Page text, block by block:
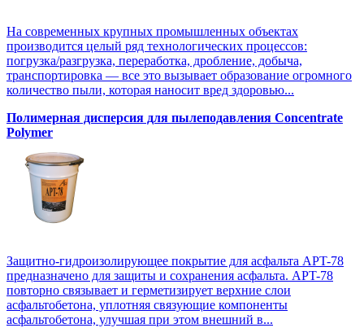
На современных крупных промышленных объектах
производится целый ряд технологических процессов:
погрузка/разгрузка, переработка, дробление, добыча,
транспортировка — все это вызывает образование огромного
количество пыли, которая наносит вред здоровью...
Полимерная дисперсия для пылеподавления Concentrate
Polymer
Защитно-гидроизолирующее покрытие для асфальта APT-78
предназначено для защиты и сохранения асфальта. APT-78
повторно связывает и герметизирует верхние слои
асфальтобетона, уплотняя связующие компоненты
асфальтобетона, улучшая при этом внешний в...